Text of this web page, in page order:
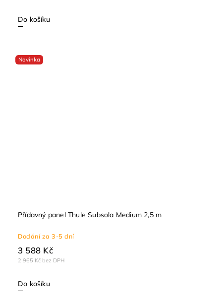
Do košíku
Novinka
Přídavný panel Thule Subsola Medium 2,5 m
Dodání za 3-5 dní
2 965 Kč bez DPH
3 588 Kč
Do košíku